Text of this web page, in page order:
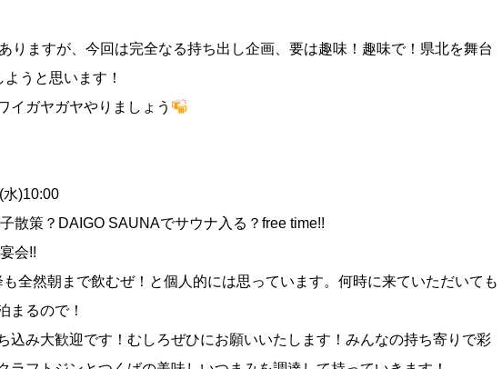
りますが、今回は完全なる持ち出し企画、要は趣味！趣味で！県北を舞台
ようと思います！
イガヤガヤやりましょう
)10:00
散策？DAIGO SAUNAでサウナ入る？free time!!
会!!
全然朝まで飲むぜ！と個人的には思っています。何時に来ていただいても
まるので！
込み大歓迎です！むしろぜひにお願いいたします！みんなの持ち寄りで彩